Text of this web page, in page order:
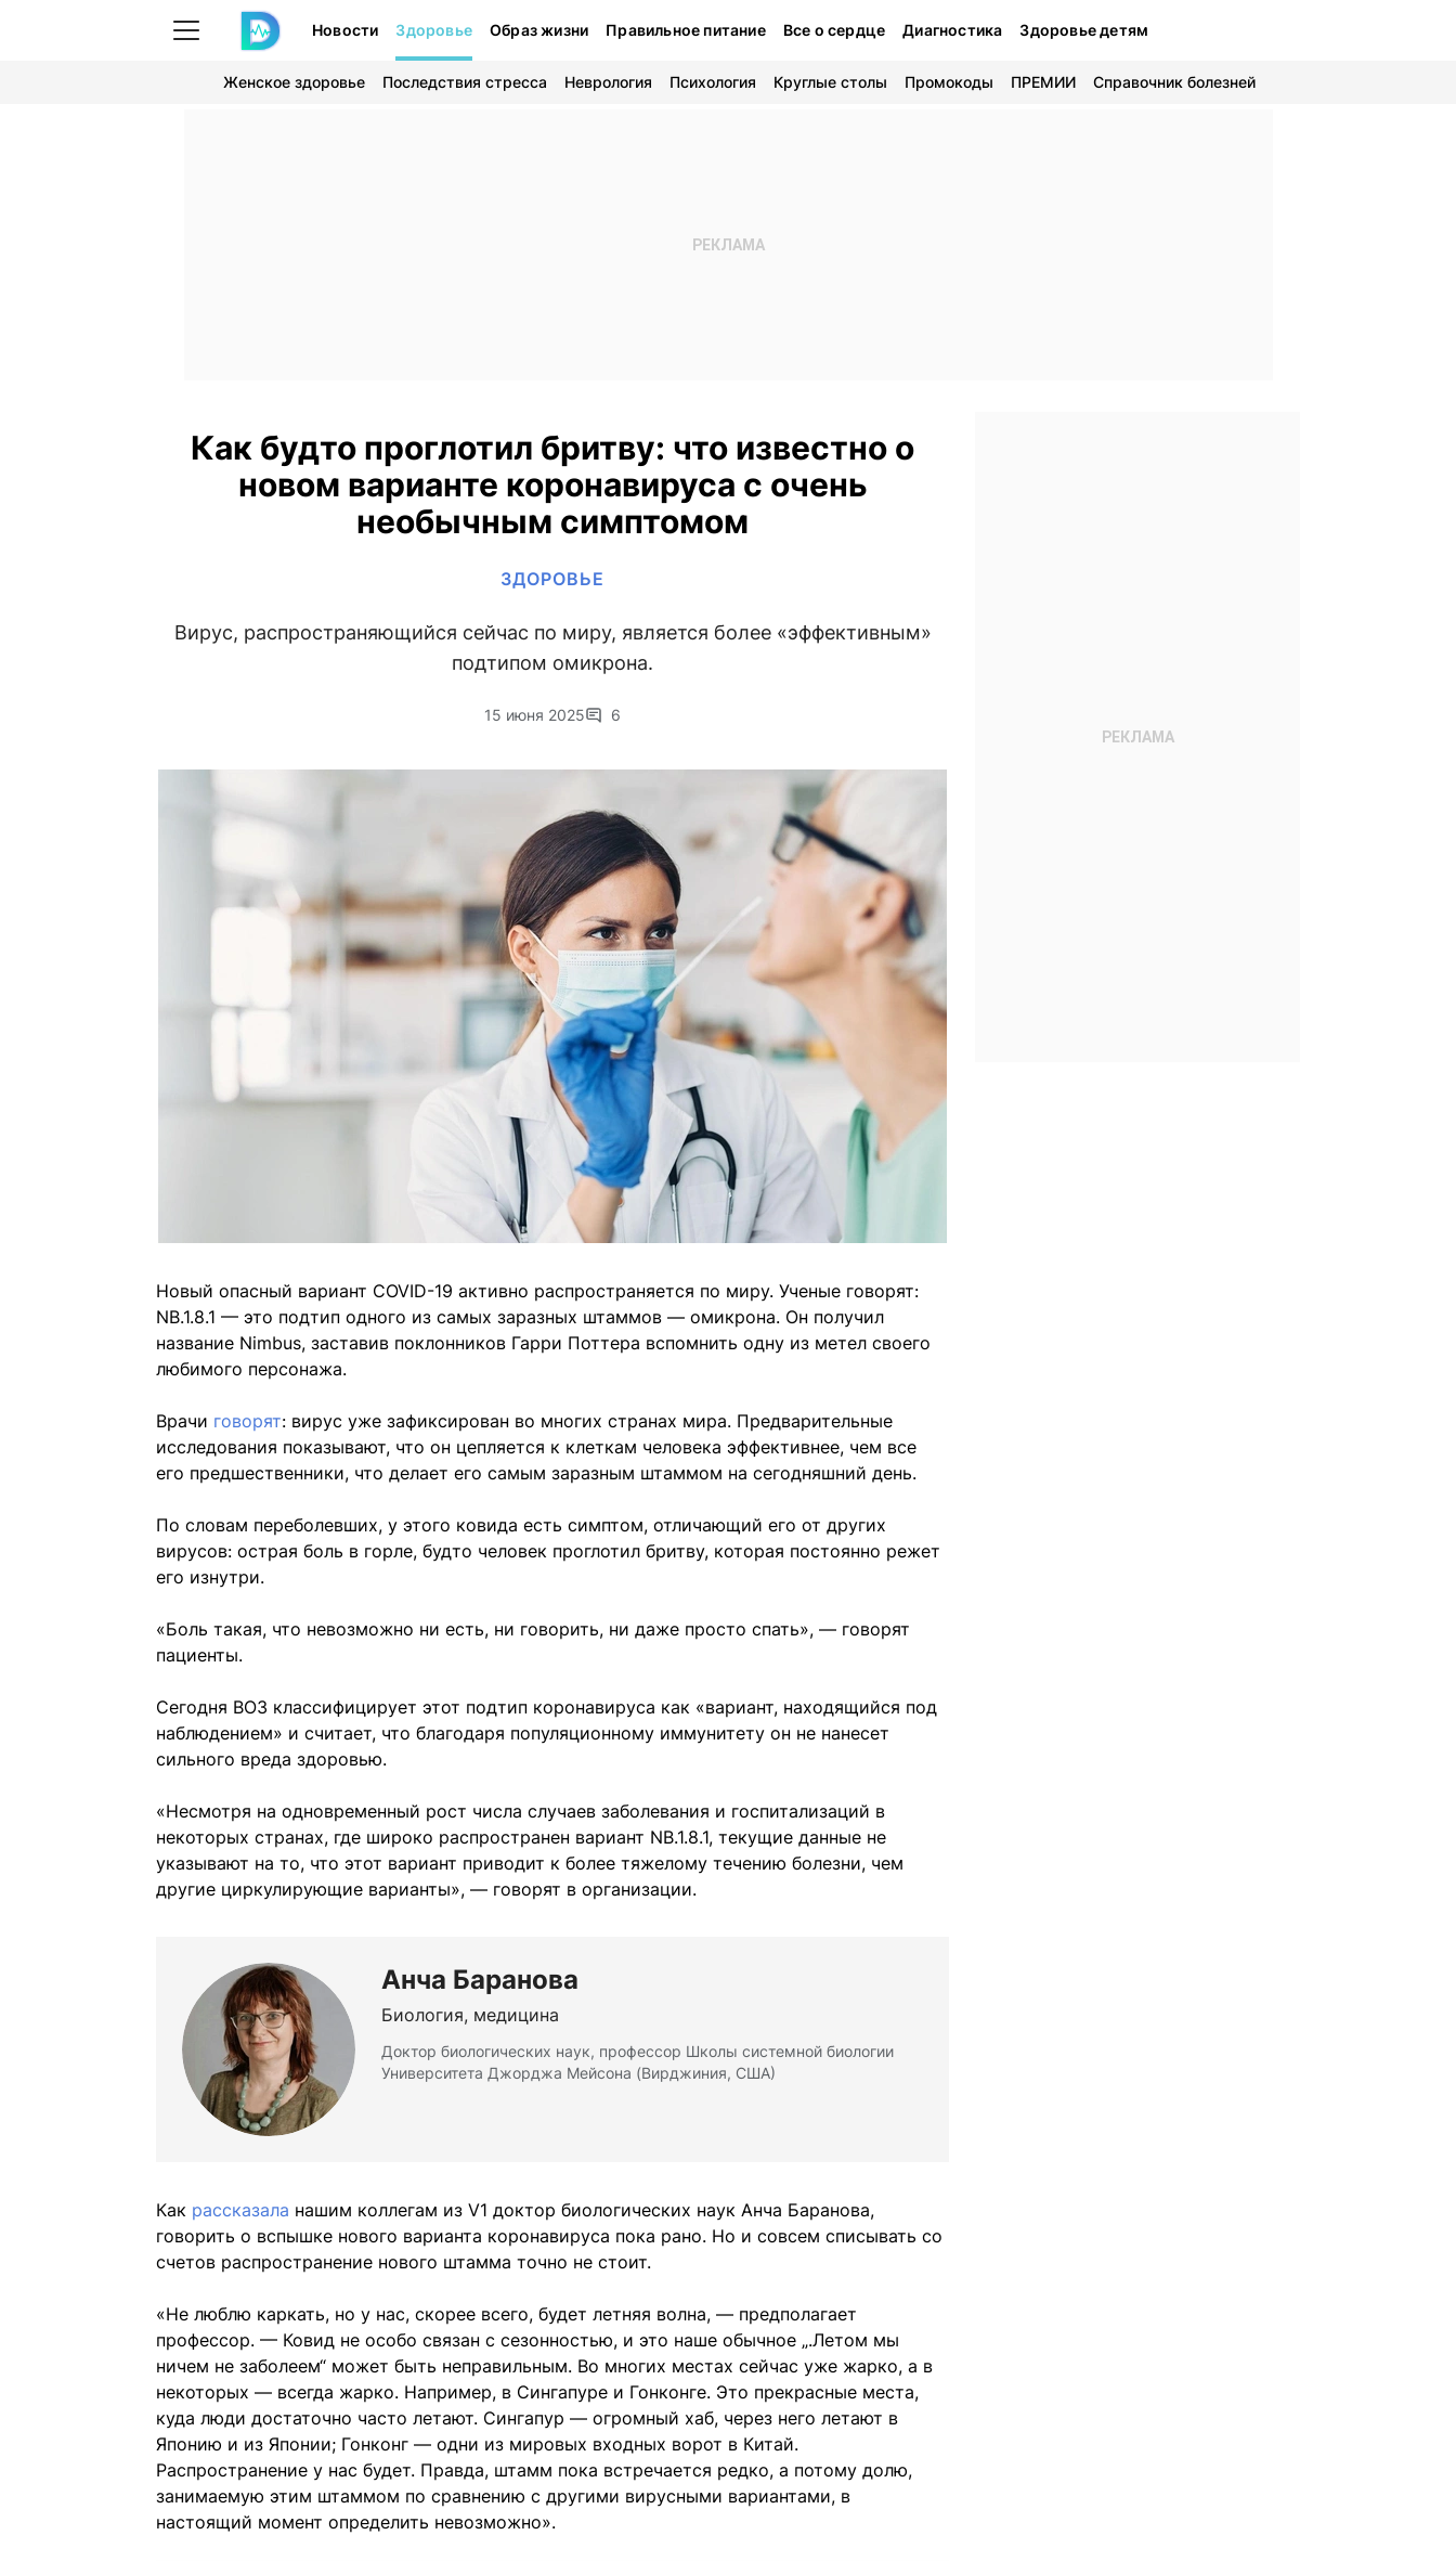
Новости Здоровье Образ жизни Правильное питание Все о сердце Диагностика Здоровье детям
Женское здоровье Последствия стресса Неврология Психология Круглые столы Промокоды ПРЕМИИ Справочник болезней
Как будто проглотил бритву: что известно о
новом варианте коронавируса с очень
необычным симптомом
ЗДОРОВЬЕ
Вирус, распространяющийся сейчас по миру, является более «эффективным»
подтипом омикрона.
15 июня 2025 6
Новый опасный вариант COVID-19 активно распространяется по миру. Ученые говорят:
NB.1.8.1 — это подтип одного из самых заразных штаммов — омикрона. Он получил
название Nimbus, заставив поклонников Гарри Поттера вспомнить одну из метел своего
любимого персонажа.
Врачи говорят: вирус уже зафиксирован во многих странах мира. Предварительные
исследования показывают, что он цепляется к клеткам человека эффективнее, чем все
его предшественники, что делает его самым заразным штаммом на сегодняшний день.
По словам переболевших, у этого ковида есть симптом, отличающий его от других
вирусов: острая боль в горле, будто человек проглотил бритву, которая постоянно режет
его изнутри.
«Боль такая, что невозможно ни есть, ни говорить, ни даже просто спать», — говорят
пациенты.
Сегодня ВОЗ классифицирует этот подтип коронавируса как «вариант, находящийся под
наблюдением» и считает, что благодаря популяционному иммунитету он не нанесет
сильного вреда здоровью.
«Несмотря на одновременный рост числа случаев заболевания и госпитализаций в
некоторых странах, где широко распространен вариант NB.1.8.1, текущие данные не
указывают на то, что этот вариант приводит к более тяжелому течению болезни, чем
другие циркулирующие варианты», — говорят в организации.
Анча Баранова
Биология, медицина
Доктор биологических наук, профессор Школы системной биологии
Университета Джорджа Мейсона (Вирджиния, США)
Как рассказала нашим коллегам из V1 доктор биологических наук Анча Баранова,
говорить о вспышке нового варианта коронавируса пока рано. Но и совсем списывать со
счетов распространение нового штамма точно не стоит.
«Не люблю каркать, но у нас, скорее всего, будет летняя волна, — предполагает
профессор. — Ковид не особо связан с сезонностью, и это наше обычное „.Летом мы
ничем не заболеем“ может быть неправильным. Во многих местах сейчас уже жарко, а в
некоторых — всегда жарко. Например, в Сингапуре и Гонконге. Это прекрасные места,
куда люди достаточно часто летают. Сингапур — огромный хаб, через него летают в
Японию и из Японии; Гонконг — одни из мировых входных ворот в Китай.
Распространение у нас будет. Правда, штамм пока встречается редко, а потому долю,
занимаемую этим штаммом по сравнению с другими вирусными вариантами, в
настоящий момент определить невозможно».